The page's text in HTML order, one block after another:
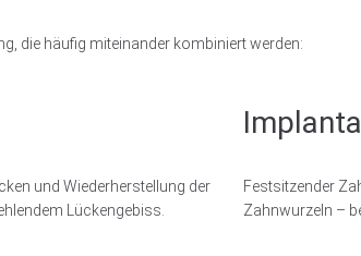
die häufig miteinander kombiniert werden:
und Wiederherstellung der
Lückengebiss.
Festsitzender
Zahnwurzeln –